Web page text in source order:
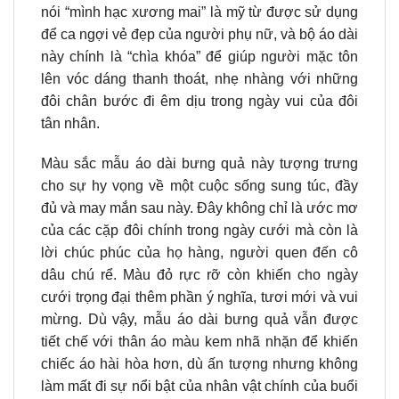
nói “mình hạc xương mai” là mỹ từ được sử dụng
để ca ngợi vẻ đẹp của người phụ nữ, và bộ áo dài
này chính là “chìa khóa” để giúp người mặc tôn
lên vóc dáng thanh thoát, nhẹ nhàng với những
đôi chân bước đi êm dịu trong ngày vui của đôi
tân nhân.
Màu sắc mẫu áo dài bưng quả này tượng trưng
cho sự hy vọng về một cuộc sống sung túc, đầy
đủ và may mắn sau này. Đây không chỉ là ước mơ
của các cặp đôi chính trong ngày cưới mà còn là
lời chúc phúc của họ hàng, người quen đến cô
dâu chú rể. Màu đỏ rực rỡ còn khiến cho ngày
cưới trọng đại thêm phần ý nghĩa, tươi mới và vui
mừng. Dù vậy, mẫu áo dài bưng quả vẫn được
tiết chế với thân áo màu kem nhã nhặn để khiến
chiếc áo hài hòa hơn, dù ấn tượng nhưng không
làm mất đi sự nổi bật của nhân vật chính của buổi